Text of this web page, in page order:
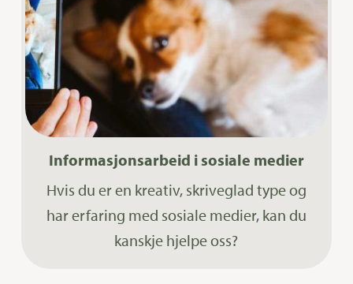
Informasjonsarbeid i sosiale medier
Hvis du er en kreativ, skriveglad type og
har erfaring med sosiale medier, kan du
kanskje hjelpe oss?